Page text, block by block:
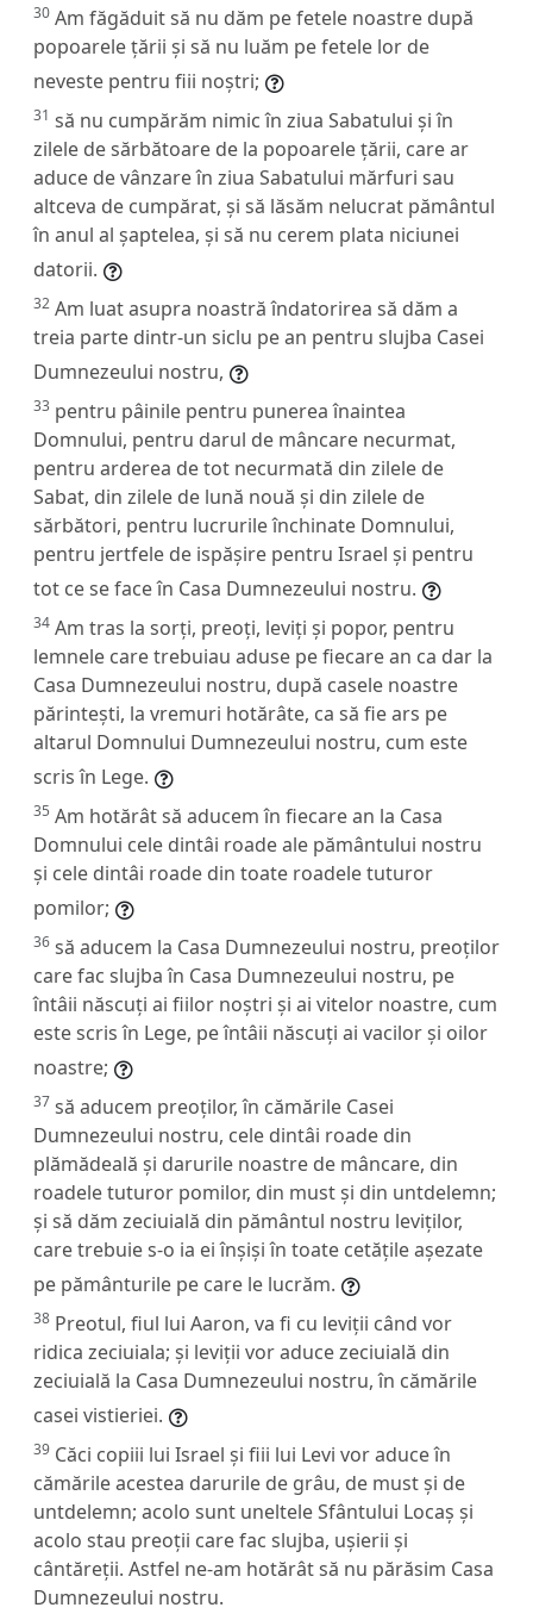
30 Am făgăduit să nu dăm pe fetele noastre după
popoarele țării și să nu luăm pe fetele lor de
neveste pentru fiii noștri;
31 să nu cumpărăm nimic în ziua Sabatului și în
zilele de sărbătoare de la popoarele țării, care ar
aduce de vânzare în ziua Sabatului mărfuri sau
altceva de cumpărat, și să lăsăm nelucrat pământul
în anul al șaptelea, și să nu cerem plata niciunei
datorii.
32 Am luat asupra noastră îndatorirea să dăm a
treia parte dintr-un siclu pe an pentru slujba Casei
Dumnezeului nostru,
33 pentru pâinile pentru punerea înaintea
Domnului, pentru darul de mâncare necurmat,
pentru arderea de tot necurmată din zilele de
Sabat, din zilele de lună nouă și din zilele de
sărbători, pentru lucrurile închinate Domnului,
pentru jertfele de ispășire pentru Israel și pentru
tot ce se face în Casa Dumnezeului nostru.
34 Am tras la sorți, preoți, leviți și popor, pentru
lemnele care trebuiau aduse pe fiecare an ca dar la
Casa Dumnezeului nostru, după casele noastre
părintești, la vremuri hotărâte, ca să fie ars pe
altarul Domnului Dumnezeului nostru, cum este
scris în Lege.
35 Am hotărât să aducem în fiecare an la Casa
Domnului cele dintâi roade ale pământului nostru
și cele dintâi roade din toate roadele tuturor
pomilor;
36 să aducem la Casa Dumnezeului nostru, preoților
care fac slujba în Casa Dumnezeului nostru, pe
întâii născuți ai fiilor noștri și ai vitelor noastre, cum
este scris în Lege, pe întâii născuți ai vacilor și oilor
noastre;
37 să aducem preoților, în cămările Casei
Dumnezeului nostru, cele dintâi roade din
plămădeală și darurile noastre de mâncare, din
roadele tuturor pomilor, din must și din untdelemn;
și să dăm zeciuială din pământul nostru leviților,
care trebuie s-o ia ei înșiși în toate cetățile așezate
pe pământurile pe care le lucrăm.
38 Preotul, fiul lui Aaron, va fi cu leviții când vor
ridica zeciuiala; și leviții vor aduce zeciuială din
zeciuială la Casa Dumnezeului nostru, în cămările
casei vistieriei.
39 Căci copiii lui Israel și fiii lui Levi vor aduce în
cămările acestea darurile de grâu, de must și de
untdelemn; acolo sunt uneltele Sfântului Locaș și
acolo stau preoții care fac slujba, ușierii și
cântăreții. Astfel ne-am hotărât să nu părăsim Casa
Dumnezeului nostru.